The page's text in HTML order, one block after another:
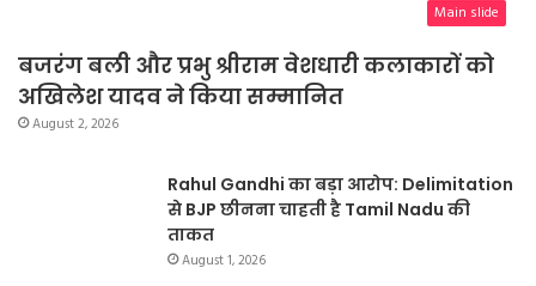
Main slide
बजरंग बली और प्रभु श्रीराम वेशधारी कलाकारों को
अखिलेश यादव ने किया सम्मानित
August 2, 2026
Rahul Gandhi का बड़ा आरोप: Delimitation
से BJP छीनना चाहती है Tamil Nadu की
ताकत
August 1, 2026